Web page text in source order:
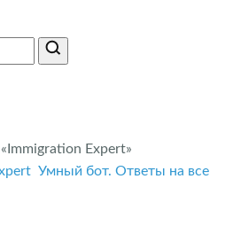
Expert»
Умный бот. Ответы на все